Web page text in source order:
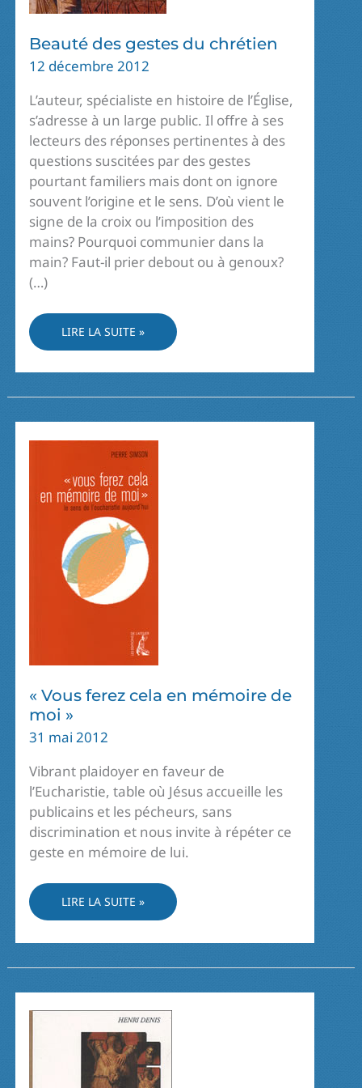
Beauté des gestes du chrétien
12 décembre 2012
L’auteur, spécialiste en histoire de l’Église,
s’adresse à un large public. Il offre à ses
lecteurs des réponses pertinentes à des
questions suscitées par des gestes
pourtant familiers mais dont on ignore
souvent l’origine et le sens. D’où vient le
signe de la croix ou l’imposition des
mains? Pourquoi communier dans la
main? Faut-il prier debout ou à genoux?
(…)
BEAUTÉ
DES
GESTES
DU
LIRE LA SUITE »
« Vous ferez cela en mémoire de
moi »
31 mai 2012
Vibrant plaidoyer en faveur de
l’Eucharistie, table où Jésus accueille les
publicains et les pécheurs, sans
discrimination et nous invite à répéter ce
geste en mémoire de lui.
« VOUS
FEREZ
CELA
EN
LIRE LA SUITE »